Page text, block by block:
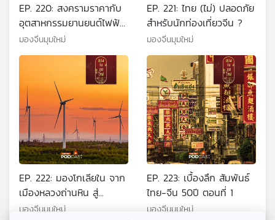
EP. 220: สงครามราคากับ
อุตสาหกรรมยานยนต์ไฟฟ้า
จีน
มองจีนมุมใหม่
EP. 221: ไทย (ไม่) ปลอดภัย
สำหรับนักท่องเที่ยวจีน ?
มองจีนมุมใหม่
EP. 222: มองโกเลียใน จาก
เมืองหลวงถ่านหิน สู่
ศูนย์กลางพลังงานสีเขียว
มองจีนมุมใหม่
EP. 223: เบื้องลึก สัมพันธ์
ไทย-จีน 50ปี ตอนที่ 1
มองจีนมุมใหม่